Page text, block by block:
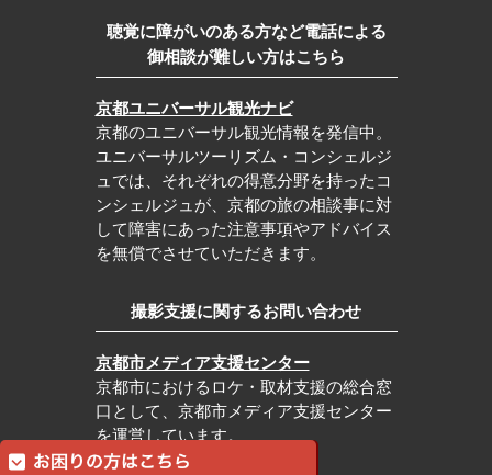
聴覚に障がいのある方など電話による
御相談が難しい方はこちら
京都ユニバーサル観光ナビ
京都のユニバーサル観光情報を発信中。
ユニバーサルツーリズム・コンシェルジ
ュでは、それぞれの得意分野を持ったコ
ンシェルジュが、京都の旅の相談事に対
して障害にあった注意事項やアドバイス
を無償でさせていただきます。
撮影支援に関するお問い合わせ
京都市メディア支援センター
京都市におけるロケ・取材支援の総合窓
口として、京都市メディア支援センター
を運営しています。